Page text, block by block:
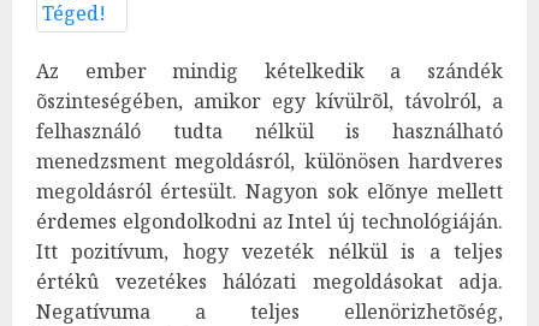
Az ember mindig kételkedik a szándék
õszinteségében, amikor egy kívülrõl, távolról, a
felhasználó tudta nélkül is használható
menedzsment megoldásról, különösen hardveres
megoldásról értesült. Nagyon sok elõnye mellett
érdemes elgondolkodni az Intel új technológiáján.
Itt pozitívum, hogy vezeték nélkül is a teljes
értékû vezetékes hálózati megoldásokat adja.
Negatívuma a teljes ellenörizhetõség,